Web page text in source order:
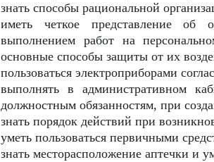
знать способы рациональной
иметь четкое представление
выполнением работ на
основные способы защиты от их
пользоваться электроприборами
выполнять в административном
должностным обязанностям, при
знать порядок действий при
уметь пользоваться первичными
знать месторасположение аптечки и